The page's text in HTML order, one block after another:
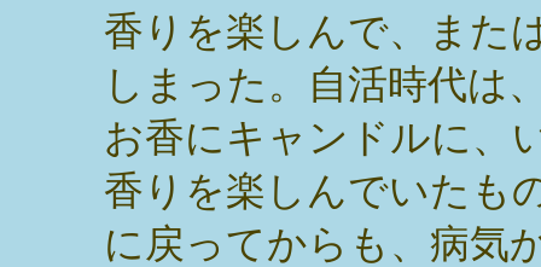
香りを楽しんで、また
しまった。自活時代は
お香にキャンドルに、
香りを楽しんでいたも
に戻ってからも、病気